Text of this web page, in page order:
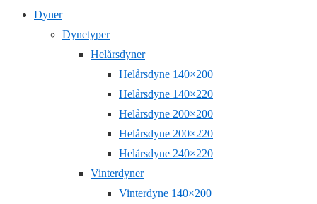
Dyner
Dynetyper
Helårsdyner
Helårsdyne 140×200
Helårsdyne 140×220
Helårsdyne 200×200
Helårsdyne 200×220
Helårsdyne 240×220
Vinterdyner
Vinterdyne 140×200